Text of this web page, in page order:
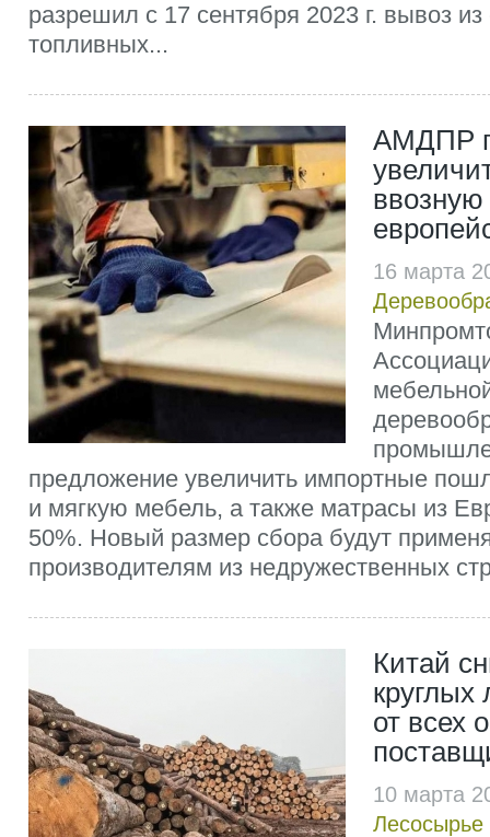
разрешил с 17 сентября 2023 г. вывоз
топливных...
АМДПР
16 марта
предложение увеличить импортные
и мягкую мебель, а также матрасы из
50%. Новый размер сбора будут
производителям из недружественных
Китай
круглых
от всех
10 марта
Лесосырье